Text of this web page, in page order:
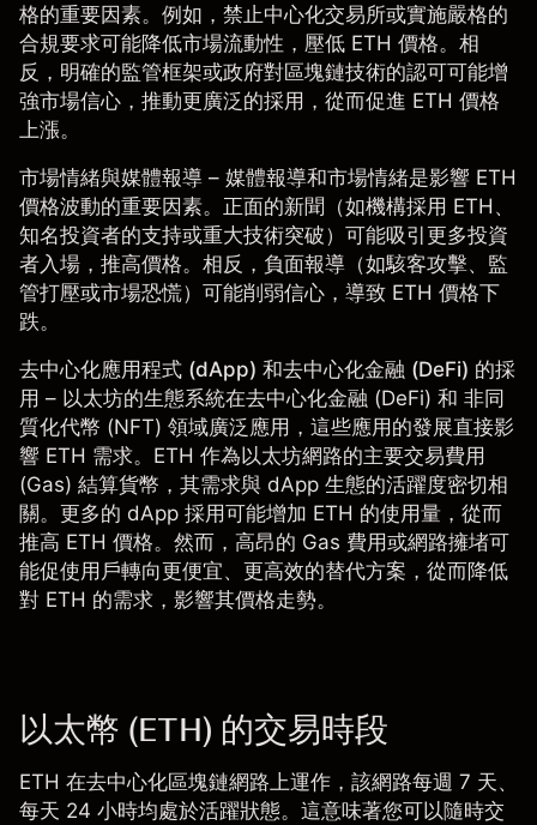
格的重要因素。例如，禁止中心化交易所或實施嚴格的
合規要求可能降低市場流動性，壓低 ETH 價格。相
反，明確的監管框架或政府對區塊鏈技術的認可可能增
強市場信心，推動更廣泛的採用，從而促進 ETH 價格
上漲。
市場情緒與媒體報導 – 媒體報導和市場情緒是影響 ETH
價格波動的重要因素。正面的新聞（如機構採用 ETH、
知名投資者的支持或重大技術突破）可能吸引更多投資
者入場，推高價格。相反，負面報導（如駭客攻擊、監
管打壓或市場恐慌）可能削弱信心，導致 ETH 價格下
跌。
去中心化應用程式 (dApp) 和去中心化金融 (DeFi) 的採
用 – 以太坊的生態系統在去中心化金融 (DeFi) 和 非同
質化代幣 (NFT) 領域廣泛應用，這些應用的發展直接影
響 ETH 需求。ETH 作為以太坊網路的主要交易費用
(Gas) 結算貨幣，其需求與 dApp 生態的活躍度密切相
關。更多的 dApp 採用可能增加 ETH 的使用量，從而
推高 ETH 價格。然而，高昂的 Gas 費用或網路擁堵可
能促使用戶轉向更便宜、更高效的替代方案，從而降低
對 ETH 的需求，影響其價格走勢。
以太幣 (ETH) 的交易時段
ETH 在去中心化區塊鏈網路上運作，該網路每週 7 天、
每天 24 小時均處於活躍狀態。這意味著您可以隨時交